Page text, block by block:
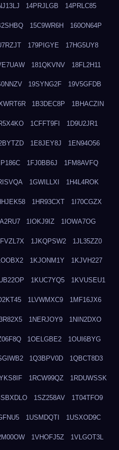
14PRJLGB 14PRLC85
15C9WR6H 160ON64P
179PIGYE 17HG5UY8
181QKVNV 18FL2H11
19SYNG2F 19V5GFDB
1B3DEC8P 1BHACZIN
1CFFT9FI 1D9U2JR1
1E8JEY8J 1EN94O56
1FJ0BB6J 1FM8AVFQ
1GWILLXI 1H4L4ROK
1HR93CXT 1I70CGZX
1IOKJ9IZ 1IOWA7OG
1JKQPSW2 1JL35ZZ0
1KJONM1Y 1KJVH227
1KUC7YQ5 1KVUSEU1
1LVWMXC9 1MF16JX6
1NERJOY9 1NIN2DXO
1OELGBE2 1OUI6BYG
1Q3BPV0D 1QBCT8D3
1RCW99QZ 1RDUWSSK
1SZ258AV 1T04TFO9
1USMDQTI 1USXOD9C
1VHOFJ5Z 1VLGOT3L